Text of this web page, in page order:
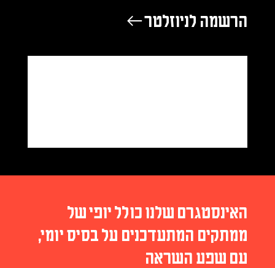
הרשמה לניוזלטר ←
האינסטגרם שלנו כולל יופי של
ממתקים המתעדכנים על בסיס יומי,
עם שפע השראה